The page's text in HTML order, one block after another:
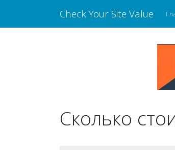
Check Your Site Value
Сколько